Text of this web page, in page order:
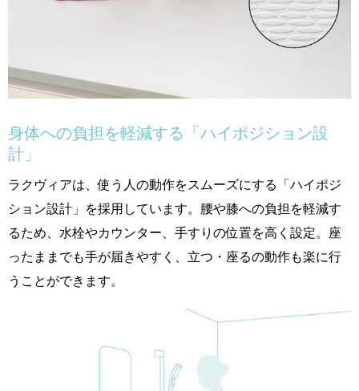
身体への負担を軽減する「ハイポジション設
計」
ラクヴィアは、使う人の動作をスムーズにする「ハイポジ
ション設計」を採用しています。腰や膝への負担を軽減す
るため、水栓やカウンター、手すりの位置を高く設定。座
ったままでも手が届きやすく、立つ・座るの動作も楽に行
うことができます。